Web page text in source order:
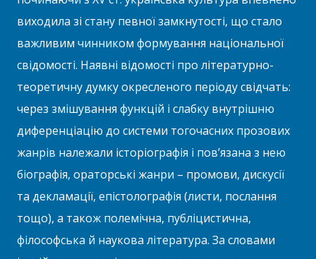
виходила зі стану певної замкнутості, що стало
важливим чинником формування національної
свідомості. Наявні відомості про літературно-
теоретичну думку окресленого періоду свідчать:
через змішування функцій і слабку внутрішню
диференціацію до системи тогочасних прозових
жанрів належали історіографія і пов’язана з нею
біографія, ораторські жанри – промови, дискусії
та декламації, епістолографія (листи, послання
тощо), а також полемічна, публіцистична,
філософська й наукова література. За словами